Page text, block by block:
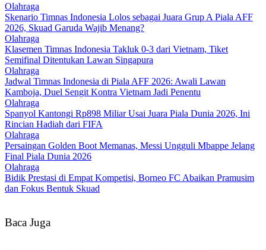
Olahraga
Skenario Timnas Indonesia Lolos sebagai Juara Grup A Piala AFF
2026, Skuad Garuda Wajib Menang?
Olahraga
Klasemen Timnas Indonesia Takluk 0-3 dari Vietnam, Tiket
Semifinal Ditentukan Lawan Singapura
Olahraga
Jadwal Timnas Indonesia di Piala AFF 2026: Awali Lawan
Kamboja, Duel Sengit Kontra Vietnam Jadi Penentu
Olahraga
Spanyol Kantongi Rp898 Miliar Usai Juara Piala Dunia 2026, Ini
Rincian Hadiah dari FIFA‎
Olahraga
Persaingan Golden Boot Memanas, Messi Ungguli Mbappe Jelang
Final Piala Dunia 2026‎
Olahraga
Bidik Prestasi di Empat Kompetisi, Borneo FC Abaikan Pramusim
dan Fokus Bentuk Skuad
Baca Juga